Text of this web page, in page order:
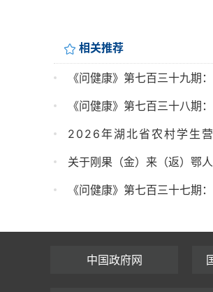
相关推荐
《问健康》第七百三十九期
《问健康》第七百三十八期
2026年湖北省农村学生
关于刚果（金）来（返）鄂
《问健康》第七百三十七期
中国政府网